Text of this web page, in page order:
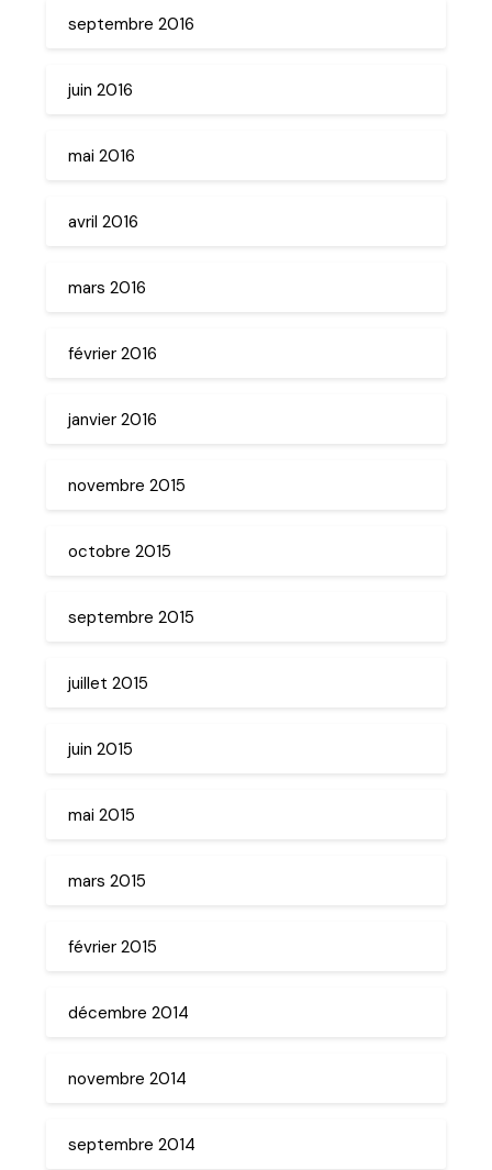
septembre 2016
juin 2016
mai 2016
avril 2016
mars 2016
février 2016
janvier 2016
novembre 2015
octobre 2015
septembre 2015
juillet 2015
juin 2015
mai 2015
mars 2015
février 2015
décembre 2014
novembre 2014
septembre 2014